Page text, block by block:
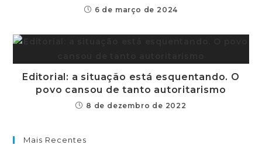
6 de março de 2024
Editorial: a situação está esquentando. O
povo cansou de tanto autoritarismo
8 de dezembro de 2022
Mais Recentes